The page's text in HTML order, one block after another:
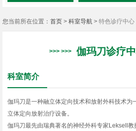
您当前所在位置： 首页 > 科室导航 > 特色诊疗中心
伽玛刀诊疗
科室简介
伽玛刀是一种融立体定向技术和放射外科技术为
立体定向放射治疗设备。
伽玛刀最先由瑞典著名的神经外科专家Leksell